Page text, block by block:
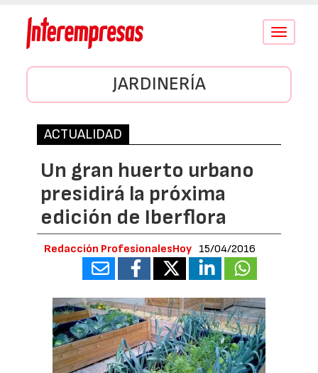
Conmutar
JARDINERÍA
ACTUALIDAD
Un gran huerto urbano
presidirá la próxima
edición de Iberflora
Redacción ProfesionalesHoy 15/04/2016